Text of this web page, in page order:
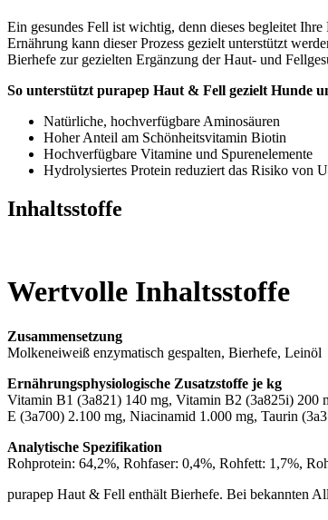
Ein gesundes Fell ist wichtig, denn dieses begleitet
Ernährung kann dieser Prozess gezielt unterstützt
Bierhefe zur gezielten Ergänzung der Haut- und
So unterstützt purapep Haut & Fell gezielt Hunde
Natürliche, hochverfügbare Aminosäuren
Hoher Anteil am Schönheitsvitamin Biotin
Hochverfügbare Vitamine und Spurenelemente
Hydrolysiertes Protein reduziert das Risiko von
Inhaltsstoffe
Wertvolle Inhaltsstoffe
Zusammensetzung
Molkeneiweiß enzymatisch gespalten, Bierhefe, Leinöl
Ernährungsphysiologische Zusatzstoffe je kg
Vitamin B1 (3a821) 140 mg, Vitamin B2 (3a825i) 200
E (3a700) 2.100 mg, Niacinamid 1.000 mg, Taurin
Analytische Spezifikation
Rohprotein: 64,2%, Rohfaser: 0,4%, Rohfett: 1,7%,
purapep Haut & Fell enthält Bierhefe. Bei bekannten